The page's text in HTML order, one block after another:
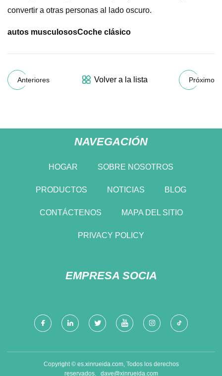
convertir a otras personas al lado oscuro.
autos musculososCoche clásico
Anteriores Volver a la lista Próximo
NAVEGACIÓN
HOGAR SOBRE NOSOTROS
PRODUCTOS NOTICIAS BLOG
CONTÁCTENOS MAPA DEL SITIO
PRIVACY POLICY
EMPRESA SOCIA
Copyright © es.xinrueida.com, Todos los derechos
reservados. dave@xinrueida.com